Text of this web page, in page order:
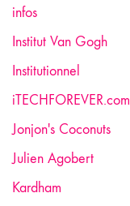
infos
Institut Van Gogh
Institutionnel
iTECHFOREVER.com
Jonjon's Coconuts
Julien Agobert
Kardham